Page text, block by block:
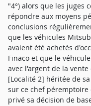
"4°) alors que les juges
répondre aux moyens
conclusions
que les véhicules
avaient été achetés
Finaco et que le
avec l'argent de la
[Localité 2] héritée de
sur ce chef péremptoire
privé sa décision de